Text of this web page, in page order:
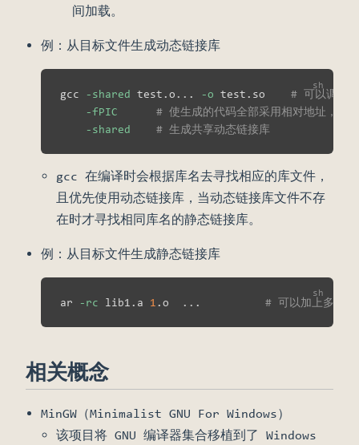
间加载。
例：从目标文件生成动态链接库
gcc -shared test.o .. . -o test.so # 可以调用
-fPIC
# 使生成的代码全部采用相对地址，这
-shared
# 生成共享动态链接库
gcc 在编译时会根据库名去寻找相应的库文件，
且优先使用动态链接库，当动态链接库文件不存
在时才寻找相同库名的静态链接库。
例：从目标文件生成静态链接库
ar -rc lib1.a 1 .o .. . # 可以加上多个目
相关概念
MinGW（Minimalist GNU For Windows）
该项目将 GNU 编译器集合移植到了 Windows